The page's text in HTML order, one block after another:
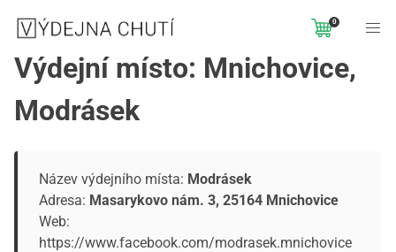
0
Výdejní místo: Mnichovice,
Modrásek
Název výdejního místa: Modrásek
Adresa: Masarykovo nám. 3, 25164 Mnichovice
Web:
https://www.facebook.com/modrasek.mnichovice